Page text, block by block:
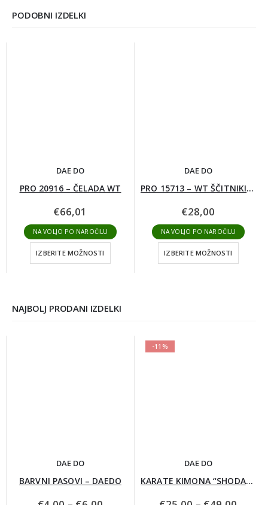
PODOBNI IZDELKI
DAE DO
PRO 20916 – ČELADA WT
€66,01
NA VOLJO PO NAROČILU
IZBERITE MOŽNOSTI
DAE DO
PRO 15713 – WT ŠČITNIKI ZA GOLENI
€28,00
NA VOLJO PO NAROČILU
IZBERITE MOŽNOSTI
NAJBOLJ PRODANI IZDELKI
DAE DO
BARVNI PASOVI – DAEDO
-11%
DAE DO
KARATE KIMONA “SHODAN”